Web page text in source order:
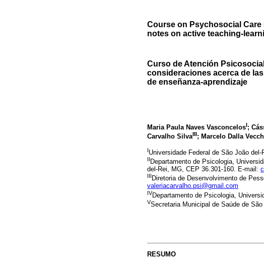
Course on Psychosocial
notes on active teaching-
Curso de Atención
consideraciones acerca de
de enseñanza-aprendizaje
Maria Paula Naves VasconcelosI;
Carvalho SilvaIII; Marcelo Dalla
IUniversidade Federal de São João del-
II Departamento de Psicologia,
del-Rei, MG, CEP 36.301-160. E-mail:
III Diretoria de Desenvolvimento de
valeriacarvalho.psi@gmail.com
IVDepartamento de Psicologia,
VSecretaria Municipal de Saúde de
RESUMO